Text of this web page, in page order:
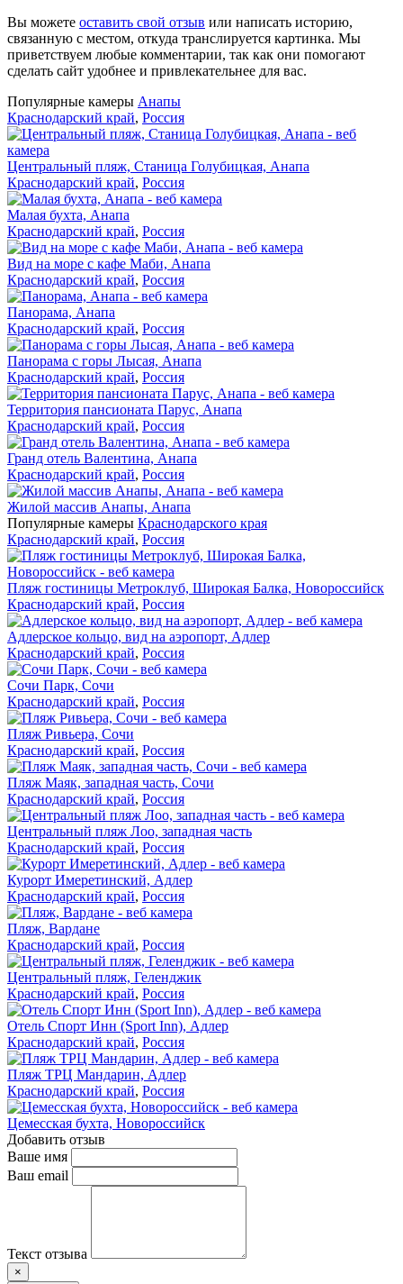
Вы можете оставить свой отзыв или написать историю,
связанную с местом, откуда транслируется картинка. Мы
приветствуем любые комментарии, так как они помогают
сделать сайт удобнее и привлекательнее для вас.
Популярные камеры Анапы
Краснодарский край, Россия
Центральный пляж, Станица Голубицкая, Анапа
Краснодарский край, Россия
Малая бухта, Анапа
Краснодарский край, Россия
Вид на море с кафе Маби, Анапа
Краснодарский край, Россия
Панорама, Анапа
Краснодарский край, Россия
Панорама с горы Лысая, Анапа
Краснодарский край, Россия
Территория пансионата Парус, Анапа
Краснодарский край, Россия
Гранд отель Валентина, Анапа
Краснодарский край, Россия
Жилой массив Анапы, Анапа
Популярные камеры Краснодарского края
Краснодарский край, Россия
Пляж гостиницы Метроклуб, Широкая Балка, Новороссийск
Краснодарский край, Россия
Адлерское кольцо, вид на аэропорт, Адлер
Краснодарский край, Россия
Сочи Парк, Сочи
Краснодарский край, Россия
Пляж Ривьера, Сочи
Краснодарский край, Россия
Пляж Маяк, западная часть, Сочи
Краснодарский край, Россия
Центральный пляж Лоо, западная часть
Краснодарский край, Россия
Курорт Имеретинский, Адлер
Краснодарский край, Россия
Пляж, Вардане
Краснодарский край, Россия
Центральный пляж, Геленджик
Краснодарский край, Россия
Отель Спорт Инн (Sport Inn), Адлер
Краснодарский край, Россия
Пляж ТРЦ Мандарин, Адлер
Краснодарский край, Россия
Цемесская бухта, Новороссийск
Добавить отзыв
Ваше имя
Ваш email
Текст отзыва
×